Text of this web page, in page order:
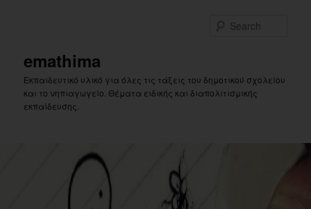
emathima
Εκπαιδευτικό υλικό για όλες τις τάξεις του δημοτικού σχολείου
και το νηπιαγωγείο. Θέματα ειδικής και διαπολιτισμικής
εκπαίδευσης.